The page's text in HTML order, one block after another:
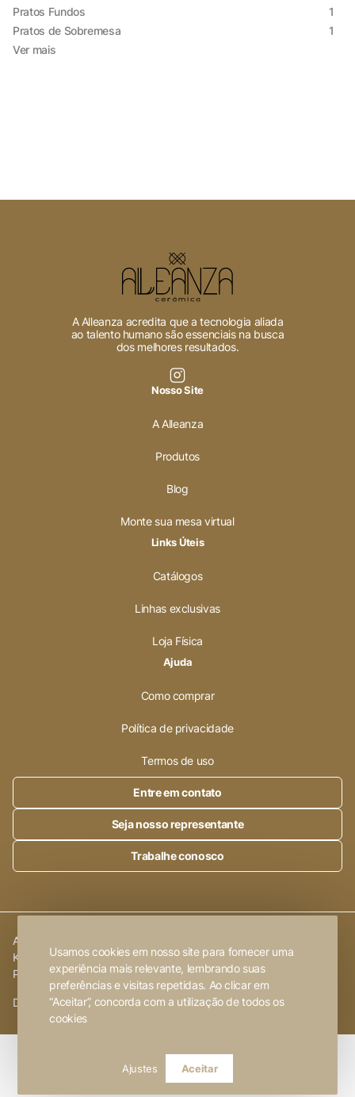
Pratos Fundos
1
Pratos de Sobremesa
1
Ver mais
Usamos cookies em nosso site para fornecer uma
experiência mais relevante, lembrando suas
preferências e visitas repetidas. Ao clicar em
“Aceitar”, concorda com a utilização de todos os
cookies
Ajustes Aceitar
A Alleanza acredita que a tecnologia aliada
ao talento humano são essenciais na busca
dos melhores resultados.
Nosso Site
A Alleanza
Produtos
Blog
Monte sua mesa virtual
Links Úteis
Catálogos
Linhas exclusivas
Loja Física
Ajuda
Como comprar
Política de privacidade
Termos de uso
Entre em contato
Seja nosso representante
Trabalhe conosco
Alleanza Cerâmica | CNPJ.:
Km 101,6
Porto Ferreira-SP
Desenvolvido porFW2 Propaganda ❤